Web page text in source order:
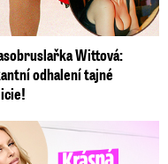
Wittová:
odhalení tajné
to za pár…